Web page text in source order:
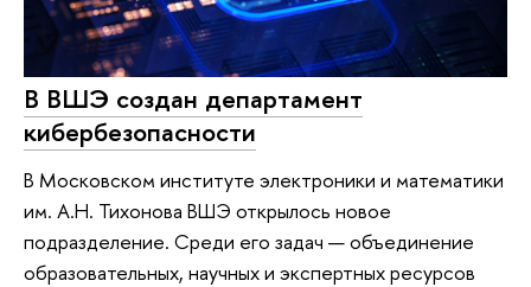
В ВШЭ создан департамент
кибербезопасности
В Московском институте электроники и математики
им. А.Н. Тихонова ВШЭ открылось новое
подразделение. Среди его задач — объединение
образовательных, научных и экспертных ресурсов